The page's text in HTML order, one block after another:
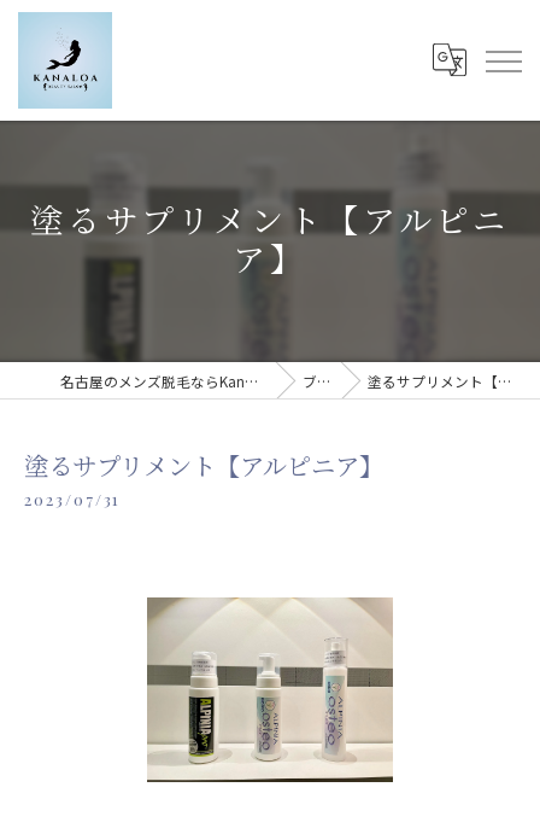
塗るサプリメント【アルピニ
ア】
名古屋のメンズ脱毛ならKanaloa beauty salon ブログ 塗るサプリメント【アルピニア】
塗るサプリメント【アルピニア】
2023/07/31